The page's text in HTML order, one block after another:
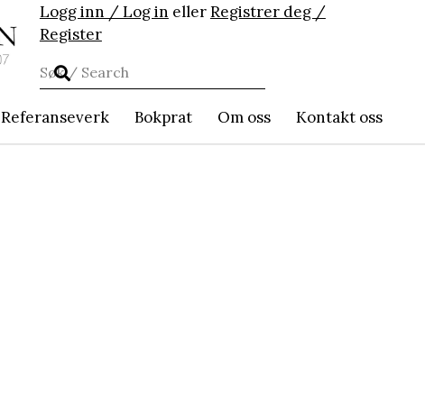
Logg inn / Log in ellerRegistrer deg /
Register
Referanseverk Bokprat Om oss Kontakt oss